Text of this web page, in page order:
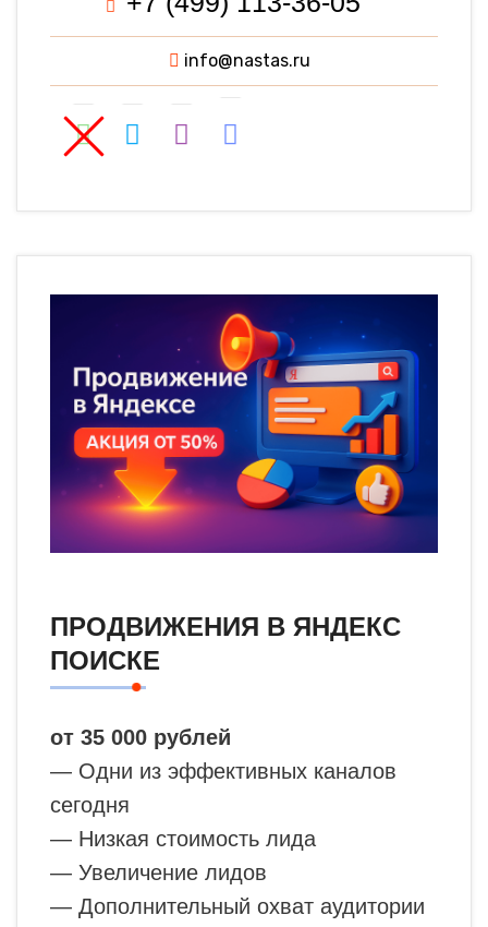
info@nastas.ru
ПРОДВИЖЕНИЯ В ЯНДЕКС
ПОИСКЕ
от 35 000 рублей
— Одни из эффективных каналов
сегодня
— Низкая стоимость лида
— Увеличение лидов
— Дополнительный охват аудитории